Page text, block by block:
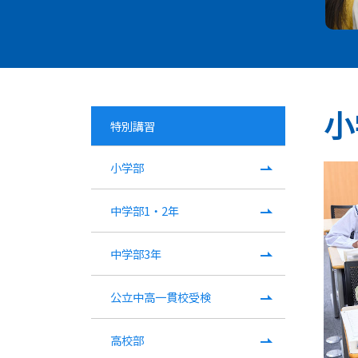
特別講習
小学部
中学部1・2年
中学部3年
公立中高一貫校受検
高校部